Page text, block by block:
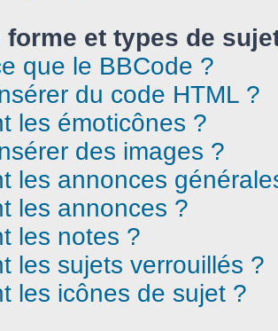
forme et types de
que le BBCode ?
du code HTML ?
les émoticônes ?
des images ?
les annonces
les annonces ?
les notes ?
les sujets verrouillés ?
les icônes de sujet ?